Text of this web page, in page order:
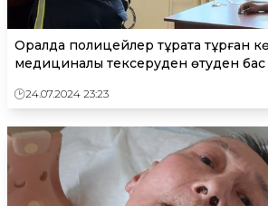
Оралда полицейлер тұрақта тұрған
медициналық тексеруден өтуден бас
24.07.2024 23:23